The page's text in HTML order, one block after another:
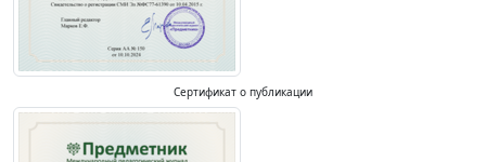
Сертификат о публикации